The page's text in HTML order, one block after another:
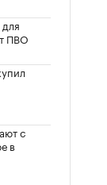
ПВО
с
в